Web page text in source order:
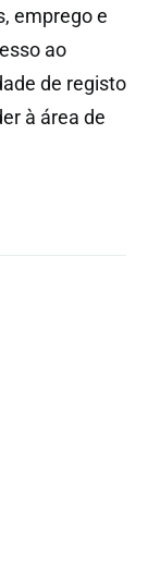
emprego e
ao
de registo
à área de